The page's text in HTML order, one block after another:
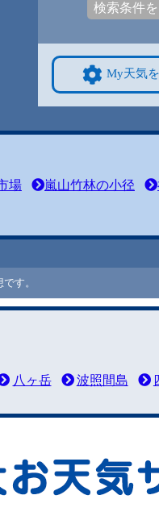
検索条件
My天気
場 嵐山竹林の小径
す。
八ヶ岳 波照間島